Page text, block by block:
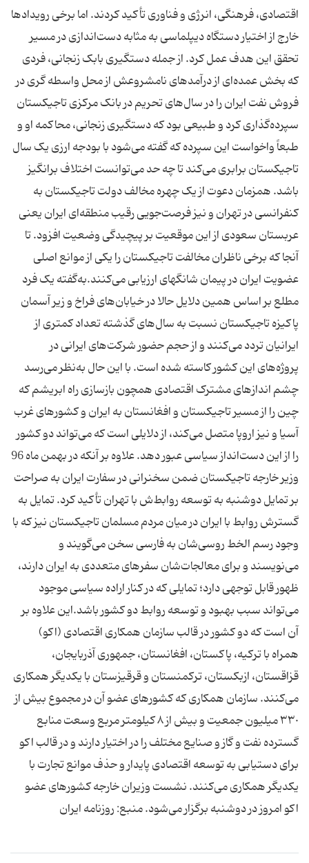
اقتصادی، فرهنگی، انرژی و فناوری تأکید کردند. اما برخی رویدادها
خارج از اختیار دستگاه دیپلماسی به مثابه دست‌اندازی در مسیر
تحقق این هدف عمل کرد. از جمله دستگیری بابک زنجانی، فردی
که بخش عمده‌ای از درآمدهای نامشروعش از محل واسطه گری در
فروش نفت ایران را در سال‌های تحریم در بانک مرکزی تاجیکستان
سپرده‌گذاری کرد و طبیعی بود که دستگیری زنجانی، محاکمه او و
طبعاً واخواست این سپرده که گفته می‌شود با بودجه ارزی یک سال
تاجیکستان برابری می‌کند تا چه حد می‌توانست اختلاف برانگیز
باشد. همزمان دعوت از یک چهره مخالف دولت تاجیکستان به
کنفرانسی در تهران و نیز فرصت‌جویی رقیب منطقه‌ای ایران یعنی
عربستان سعودی از این موقعیت بر پیچیدگی وضعیت افزود. تا
آنجا که برخی ناظران مخالفت تاجیکستان را یکی از موانع اصلی
عضویت ایران در پیمان شانگهای ارزیابی می‌کنند.به‌گفته یک فرد
مطلع بر اساس همین دلایل حالا در خیابان‌های فراخ و زیر آسمان
پاکیزه تاجیکستان نسبت به سال‌های گذشته تعداد کمتری از
ایرانیان تردد می‌کنند و از حجم حضور شرکت‌های ایرانی در
پروژه‌های این کشور کاسته شده است. با این حال به‌نظر می‌رسد
چشم اندازهای مشترک اقتصادی همچون بازسازی راه ابریشم که
چین را از مسیر تاجیکستان و افغانستان به ایران و کشورهای غرب
آسیا و نیز اروپا متصل می‌کند، از دلایلی است که می‌تواند دو کشور
را از این دست‌انداز سیاسی عبور دهد. علاوه بر آنکه در بهمن ماه 96
وزیر خارجه تاجیکستان ضمن سخنرانی در سفارت ایران به صراحت
بر تمایل دوشنبه به توسعه روابط‌ش با تهران تأکید کرد. تمایل به
گسترش روابط با ایران در میان مردم مسلمان تاجیکستان نیز که با
وجود رسم الخط روسی‌شان به فارسی سخن می‌گویند و
می‌نویسند و برای معالجات‌شان سفرهای متعددی به ایران دارند،
ظهور قابل توجهی دارد؛ تمایلی که در کنار اراده سیاسی موجود
می‌تواند سبب بهبود و توسعه روابط دو کشور باشد.این علاوه بر
آن است که دو کشور در قالب سازمان همکاری اقتصادی (اکو)
همراه با ترکیه، پاکستان، افغانستان، جمهوری آذربایجان،
قزاقستان، ازبکستان، ترکمنستان و قرقیزستان با یکدیگر همکاری
می‌کنند. سازمان همکاری که کشورهای عضو آن در مجموع بیش از
٣٣٠ میلیون جمعیت و بیش از ٨ کیلومتر مربع وسعت منابع
گسترده نفت و گاز و صنایع مختلف را در اختیار دارند و در قالب اکو
برای دستیابی به توسعه اقتصادی پایدار و حذف موانع تجارت با
یکدیگر همکاری می‌کنند. نشست وزیران خارجه کشورهای عضو
اکو امروز در دوشنبه برگزار می‌شود. منبع: روزنامه ایران